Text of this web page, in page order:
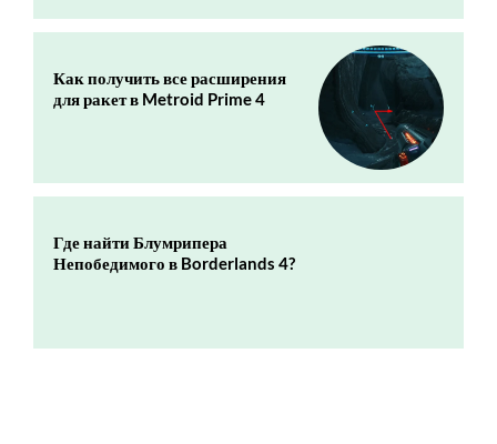
Как получить все расширения
для ракет в Metroid Prime 4
Где найти Блумрипера
Непобедимого в Borderlands 4?